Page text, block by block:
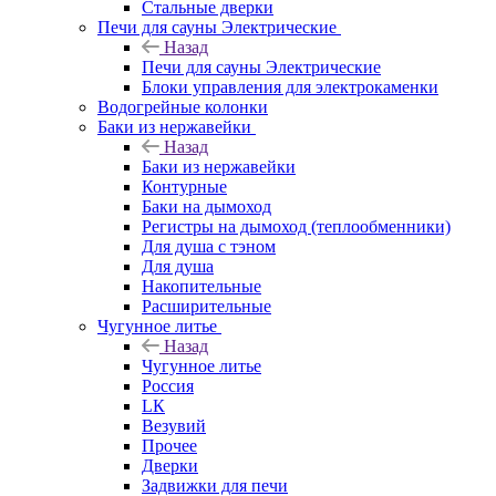
Стальные дверки
Печи для сауны Электрические
Назад
Печи для сауны Электрические
Блоки управления для электрокаменки
Водогрейные колонки
Баки из нержавейки
Назад
Баки из нержавейки
Контурные
Баки на дымоход
Регистры на дымоход (теплообменники)
Для душа с тэном
Для душа
Накопительные
Расширительные
Чугунное литье
Назад
Чугунное литье
Россия
LК
Везувий
Прочее
Дверки
Задвижки для печи